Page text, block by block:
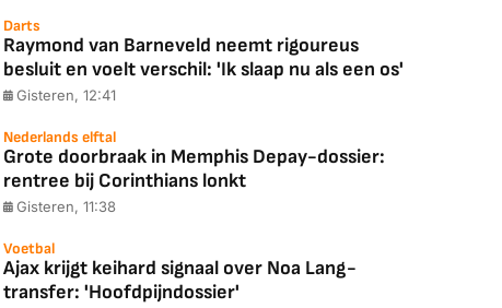
Darts
Raymond van Barneveld neemt rigoureus
besluit en voelt verschil: 'Ik slaap nu als een os'
Gisteren, 12:41
Nederlands elftal
Grote doorbraak in Memphis Depay-dossier:
rentree bij Corinthians lonkt
Gisteren, 11:38
Voetbal
Ajax krijgt keihard signaal over Noa Lang-
transfer: 'Hoofdpijndossier'